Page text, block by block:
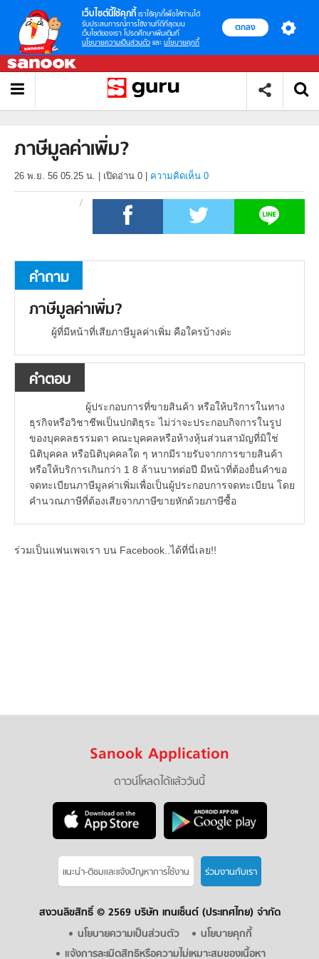
เว็บไซต์นี้ใช้คุกกี้ เราใช้คุกกี้เพื่อให้ท่านได้
รับประสบการณ์การใช้งานที่ดีที่สุดบน
เว็บไซต์ของเรา โปรดศึกษาเพิ่มเติมที่
นโยบายความเป็นส่วนตัว และ นโยบายคุกกี้
ตกลง
ภาษีมูลค่าเพิ่ม?
26 พ.ย. 56 05.25 น. เปิดอ่าน 0 ความคิดเห็น 0
คำถาม
ภาษีมูลค่าเพิ่ม?
ผู้ที่มีหน้าที่เสียภาษีมูลค่าเพิ่ม คือใครบ้างค่ะ
คำตอบ
ผู้ประกอบการที่ขายสินค้า หรือให้บริการในทาง
ธุรกิจหรือวิชาชีพเป็นปกติธุระ ไม่ว่าจะประกอบกิจการในรูป
ของบุคคลธรรมดา คณะบุคคลหรือห้างหุ้นส่วนสามัญที่มิใช่
นิติบุคคล หรือนิติบุคคลใด ๆ หากมีรายรับจากการขายสินค้า
หรือให้บริการเกินกว่า 1 8 ล้านบาทต่อปี มีหน้าที่ต้องยื่นคำขอ
จดทะเบียนภาษีมูลค่าเพิ่มเพื่อเป็นผู้ประกอบการจดทะเบียน โดย
คำนวณภาษีที่ต้องเสียจากภาษีขายหักด้วยภาษีซื้อ
ร่วมเป็นแฟนเพจเรา บน Facebook..ได้ที่นี่เลย!!
Sanook Application
ดาวน์โหลดได้แล้ววันนี้
แนะนำ-ติชมเเละแจ้งปัญหาการใช้งาน ร่วมงานกับเรา
สงวนลิขสิทธิ์ © 2569 บริษัท เทนเซ็นต์ (ประเทศไทย) จำกัด
นโยบายความเป็นส่วนตัว
นโยบายคุกกี้
แจ้งการละเมิดสิทธิหรือความไม่เหมาะสมของเนื้อหา